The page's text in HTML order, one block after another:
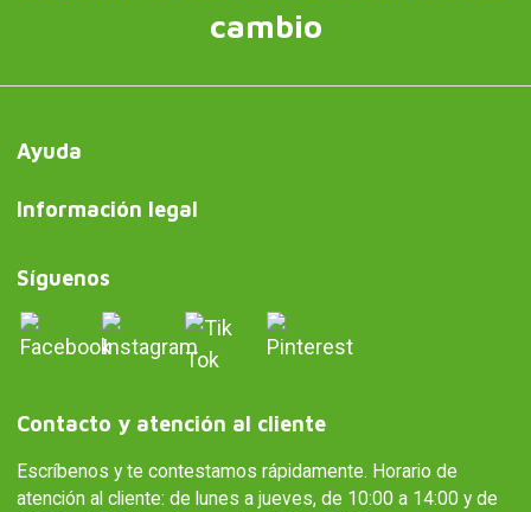
cambio
Ayuda
Información legal
Síguenos
Contacto y atención al cliente
Escríbenos y te contestamos rápidamente. Horario de
atención al cliente: de lunes a jueves, de 10:00 a 14:00 y de